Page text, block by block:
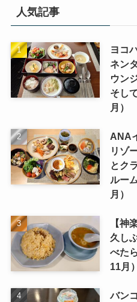
人気記事
ヨコ
ネン
ウン
そし
月）
ANA
リゾ
とク
ルー
月）
【神
久し
べた
11月）
バン